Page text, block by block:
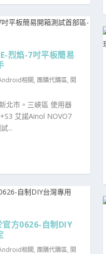
烈焰-7吋平板簡易
相關, 團購代購區, 開
北市。三峽區 使用器
艾諾Ainol NOVO7
...
方0626-自制DIY
相關, 團購代購區, 開